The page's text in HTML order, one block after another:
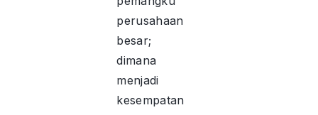
perusahaan
besar;
dimana
menjadi
kesempatan